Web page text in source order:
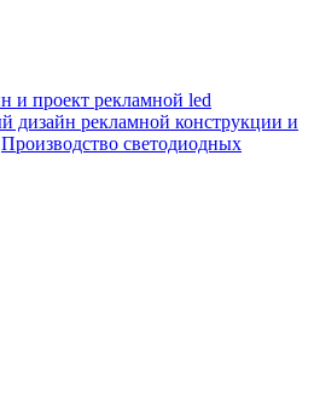
и проект рекламной led
дизайн рекламной конструкции и
Производство светодиодных